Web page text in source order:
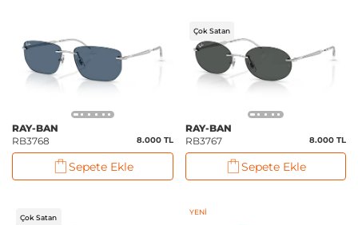
RAY-BAN
RB3768
8.000 TL
Sepete Ekle
Çok Satan
RAY-BAN
RB3767
8.000 TL
Sepete Ekle
Çok Satan
YENI